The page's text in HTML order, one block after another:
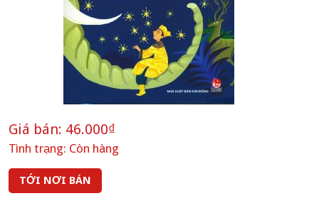
Giá bán: 46.000₫
Tình trạng: Còn hàng
TỚI NƠI BÁN